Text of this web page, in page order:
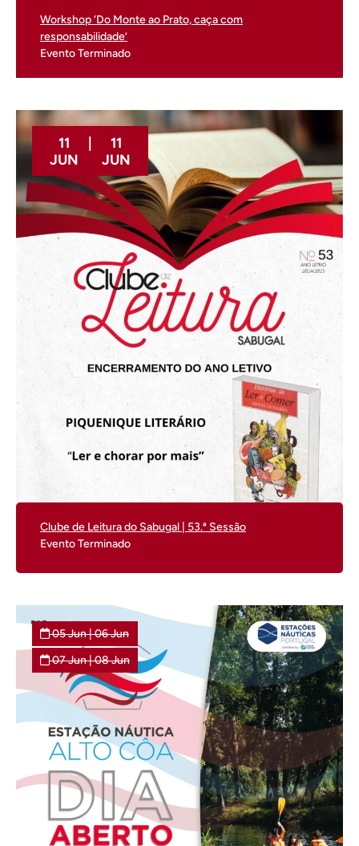
Workshop ‘Do Monte ao Prato, caça com
responsabilidade’
Evento Terminado
Clube de Leitura do Sabugal | 53.ª Sessão
Evento Terminado
11
JUN
11
JUN
05Jun|06Jun
07Jun|08Jun